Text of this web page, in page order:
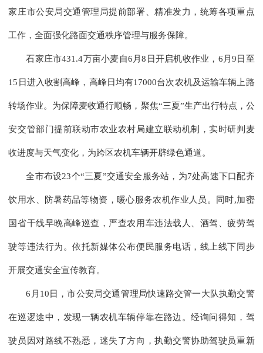
家庄市公安局交通管理局提前部署、精准发力，统筹各项重点
工作，全面强化路面交通秩序管理与服务保障。
石家庄市431.4万亩小麦自6月8日开启机收作业，6月9日至
15日进入收割高峰，高峰日均有17000台次农机及运输车辆上路
转场作业。为保障麦收通行顺畅，聚焦“三夏”生产出行特点，公
安交管部门提前联动市农业农村局建立联动机制，实时研判麦
收进度与天气变化，为跨区农机车辆开辟绿色通道。
全市布设23个“三夏”交通安全服务站，为7处高速下口配齐
饮用水、防暑药品等物资，暖心服务农机作业人员。同时,加密
国省干线早晚高峰巡查，严查农用车违法载人、酒驾、疲劳驾
驶等违法行为。依托新媒体公布便民服务电话，线上线下同步
开展交通安全宣传教育。
6月10日，市公安局交通管理局快速路交管一大队执勤交警
在巡逻途中，发现一辆农机车辆停靠在路边。经询问得知，驾
驶员因对路线不熟悉，迷失了方向，执勤交警协助驾驶员重新